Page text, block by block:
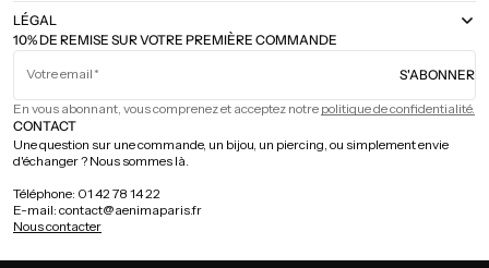
10% DE REMISE SUR VOTRE PREMIÈRE COMMANDE
Votre email S'ABONNER
En vous abonnant, vous comprenez et acceptez notre politique de confidentialité.
LÉGAL
CONTACT
Une question sur une commande, un bijou, un piercing, ou simplement envie
d'échanger ? Nous sommes là.
Téléphone: 01 42 78 14 22
E-mail: contact@aenimaparis.fr
Nous contacter